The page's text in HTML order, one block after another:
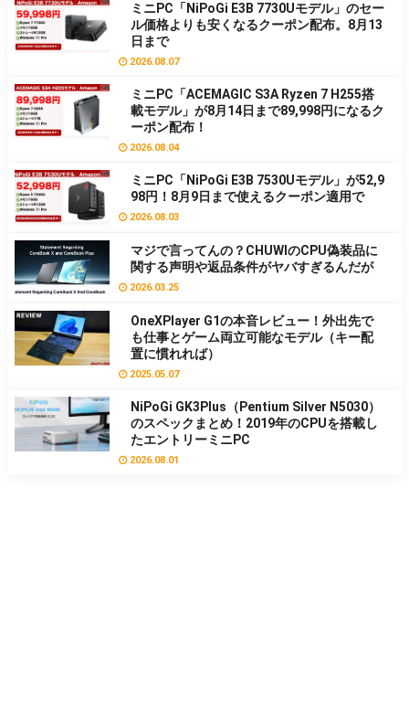
ミニPC「NiPoGi E3B 7730Uモデル」のセー
ル価格よりも安くなるクーポン配布。8月13
日まで
2026.08.07
ミニPC「ACEMAGIC S3A Ryzen 7 H255搭
載モデル」が8月14日まで89,998円になるク
ーポン配布！
2026.08.04
ミニPC「NiPoGi E3B 7530Uモデル」が52,9
98円！8月9日まで使えるクーポン適用で
2026.08.03
マジで言ってんの？CHUWIのCPU偽装品に
関する声明や返品条件がヤバすぎるんだが
2026.03.25
OneXPlayer G1の本音レビュー！外出先で
も仕事とゲーム両立可能なモデル（キー配
置に慣れれば）
2025.05.07
NiPoGi GK3Plus（Pentium Silver N5030）
のスペックまとめ！2019年のCPUを搭載し
たエントリーミニPC
2026.08.01